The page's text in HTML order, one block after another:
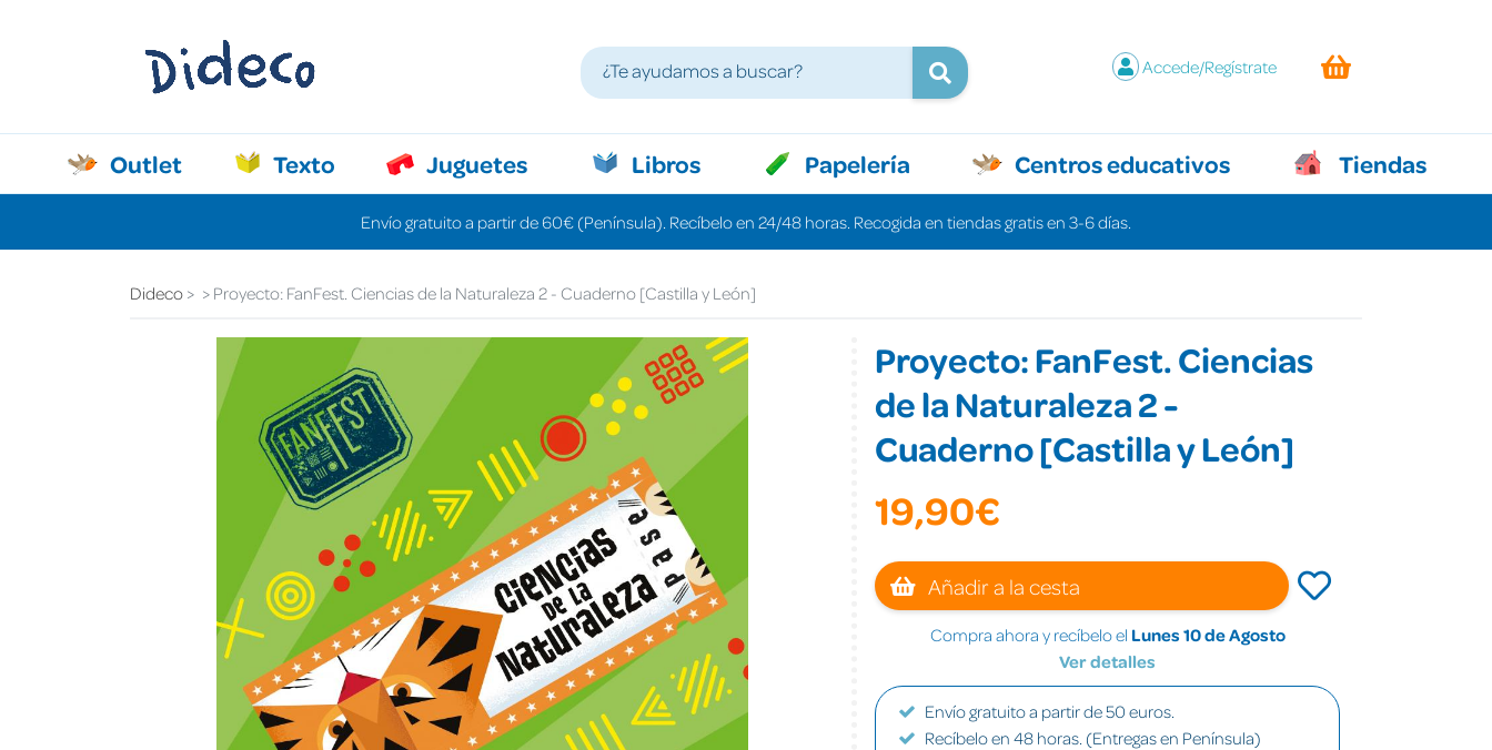
Accede/Regístrate
Outlet Texto Juguetes Libros Papelería Centros educativos Tiendas
Envío gratuito a partir de 60€ (Península). Recíbelo en 24/48 horas. Recogida en tiendas gratis en 3-6 días.
Dideco Proyecto: FanFest. Ciencias de la Naturaleza 2 - Cuaderno [Castilla y León]
Proyecto: FanFest. Ciencias
de la Naturaleza 2 -
Cuaderno [Castilla y León]
19,90€
Añadir a la cesta
Compra ahora y recíbelo el Lunes 10 de Agosto
Ver detalles
Envío gratuito a partir de 50 euros.
Recíbelo en 48 horas. (Entregas en Península)